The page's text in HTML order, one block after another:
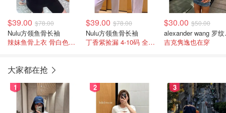
$39.00 $78.00
Nulu方领鱼骨长袖
辣妹鱼骨上衣 骨白色码超全
$39.00 $78.00
Nulu方领鱼骨长袖
丁香紫捡漏 4-10码 全齐！戳进来5色可选
$30.00 $50.00
吉克隽逸也在穿
大家都在抢
1 2 3